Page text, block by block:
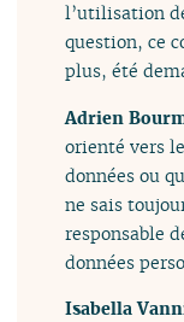
l’utilisation
question, ce
plus, été
Adrien
orienté vers
données ou
ne sais
responsable
données
Isabella